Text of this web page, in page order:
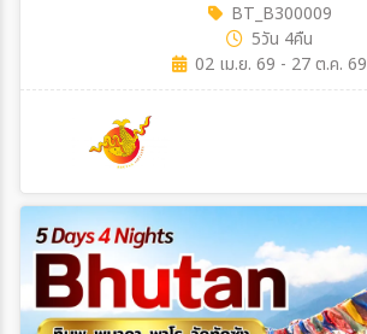
BT_B300009
5วัน 4คืน
02 เม.ย. 69 - 27 ต.ค. 69